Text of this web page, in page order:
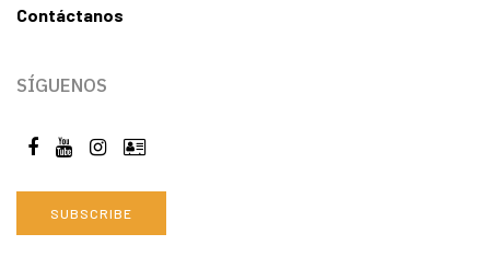
Contáctanos
SÍGUENOS
SUBSCRIBE